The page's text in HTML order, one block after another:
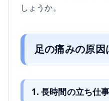
しょうか。
足の痛みの原因
1. 長時間の立ち仕